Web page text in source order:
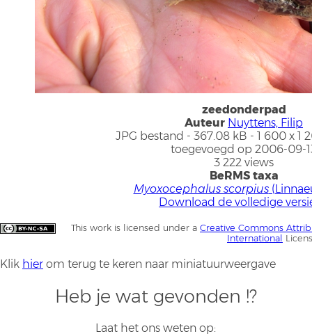
zeedonderpad
Auteur Nuyttens, Filip
JPG bestand - 367.08 kB - 1 600 x 1
toegevoegd op 2006-09-
3 222 views
BeRMS taxa
Myoxocephalus scorpius
Download de volledige
This work is licensed under a Creative Commons
International
Klik hier om terug te keren naar miniatuurweergave
Heb je wat gevonden !?
Laat het ons weten op: